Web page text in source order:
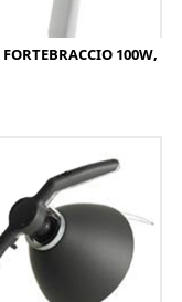
100W,